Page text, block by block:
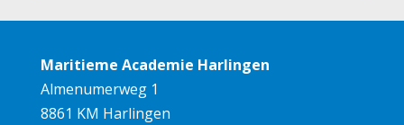
Maritieme Academie Harlingen
Almenumerweg 1
8861 KM Harlingen